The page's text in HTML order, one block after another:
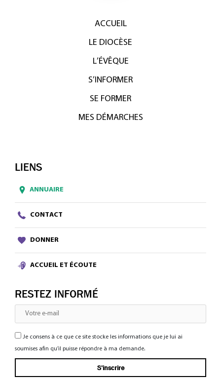
ACCUEIL
LE DIOCÈSE
L’ÉVÊQUE
S’INFORMER
SE FORMER
MES DÉMARCHES
LIENS
ANNUAIRE
CONTACT
DONNER
ACCUEIL ET ÉCOUTE
RESTEZ INFORMÉ
Je consens à ce que ce site stocke les informations que je lui ai
soumises afin qu’il puisse répondre à ma demande.